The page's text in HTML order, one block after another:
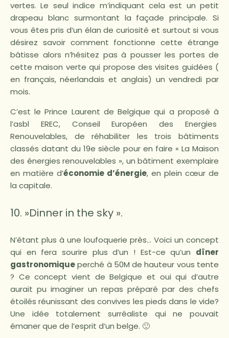
vertes. Le seul indice m’indiquant cela est un petit
drapeau blanc surmontant la façade principale. Si
vous êtes pris d’un élan de curiosité et surtout si vous
désirez savoir comment fonctionne cette étrange
bâtisse alors n’hésitez pas à pousser les portes de
cette maison verte qui propose des visites guidées (
en français, néerlandais et anglais) un vendredi par
mois.
C’est le Prince Laurent de Belgique qui a proposé à
l’asbl EREC, Conseil Européen des Energies
Renouvelables, de réhabiliter les trois bâtiments
classés datant du 19e siècle pour en faire « La Maison
des énergies renouvelables », un bâtiment exemplaire
en matière d’économie d’énergie, en plein cœur de
la capitale.
10. »Dinner in the sky ».
N’étant plus à une loufoquerie près… Voici un concept
qui en fera sourire plus d’un ! Est-ce qu’un dîner
gastronomiqueperché à 50M de hauteur vous tente
? Ce concept vient de Belgique et oui qui d’autre
aurait pu imaginer un repas préparé par des chefs
étoilés réunissant des convives les pieds dans le vide?
Une idée totalement surréaliste qui ne pouvait
émaner que de l’esprit d’un belge. 🙂